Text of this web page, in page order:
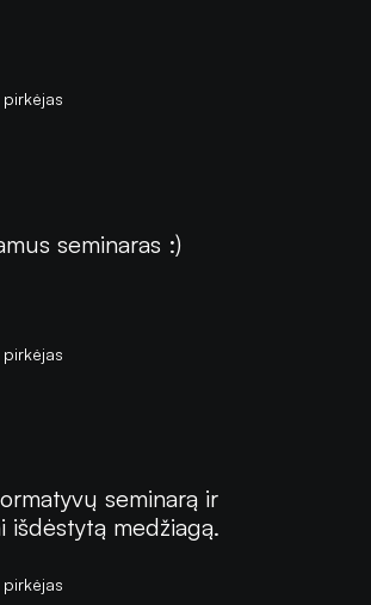
seminaras :)
seminarą ir
išdėstytą medžiagą.